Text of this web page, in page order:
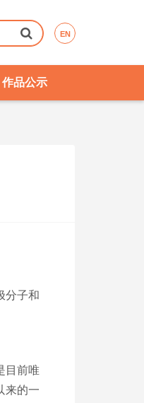
EN
作品公示
分子和
目前唯
来的一